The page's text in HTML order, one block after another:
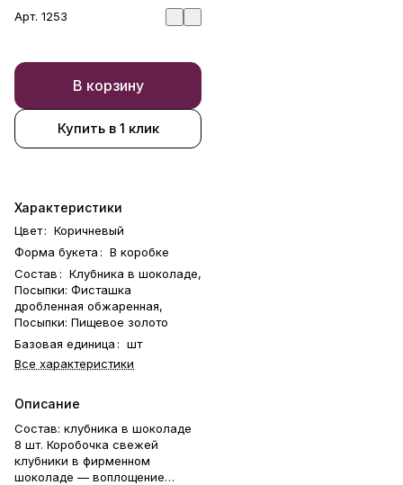
Арт. 1253
В корзину
Купить в 1 клик
Характеристики
Цвет: Коричневый
Форма букета : В коробке
Состав : Клубника в шоколаде,
Посыпки: Фисташка
дробленная обжаренная,
Посыпки: Пищевое золото
Базовая единица : шт
Все характеристики
Описание
Состав: клубника в шоколаде
8 шт. Коробочка свежей
клубники в фирменном
шоколаде — воплощение